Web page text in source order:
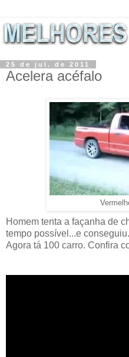
25 de jul. de 2011
Acelera acéfalo
Homem tenta a façanha de
tempo possível...e
Agora tá 100 carro. Confira